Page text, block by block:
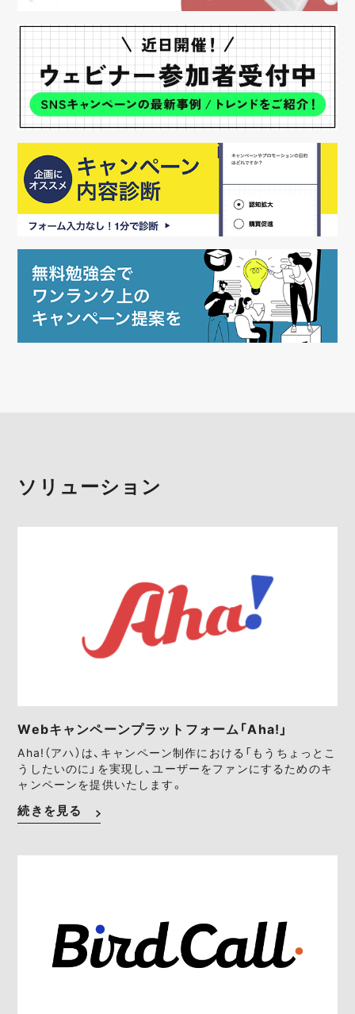
ソリューション
Webキャンペーンプラットフォーム「Aha!」
Aha!（アハ）は、キャンペーン制作における「もうちょっとこ
うしたいのに」を実現し、ユーザーをファンにするためのキ
ャンペーンを提供いたします。
続きを見る